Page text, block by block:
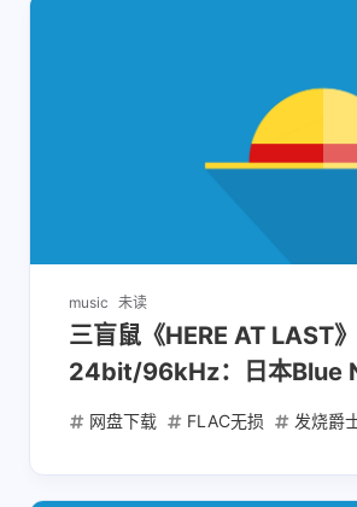
music 未读
三盲鼠《HERE AT LAST
24bit/96kHz：日本Blue
网盘下载 FLAC无损 发烧爵